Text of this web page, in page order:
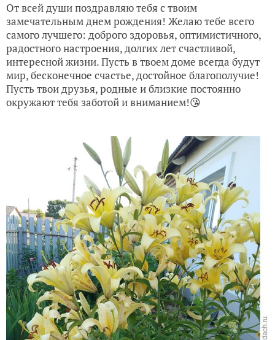
От всей души поздравляю тебя с твоим
замечательным днем рождения! Желаю тебе всего
самого лучшего: доброго здоровья, оптимистичного,
радостного настроения, долгих лет счастливой,
интересной жизни. Пусть в твоем доме всегда будут
мир, бесконечное счастье, достойное благополучие!
Пусть твои друзья, родные и близкие постоянно
окружают тебя заботой и вниманием!😘